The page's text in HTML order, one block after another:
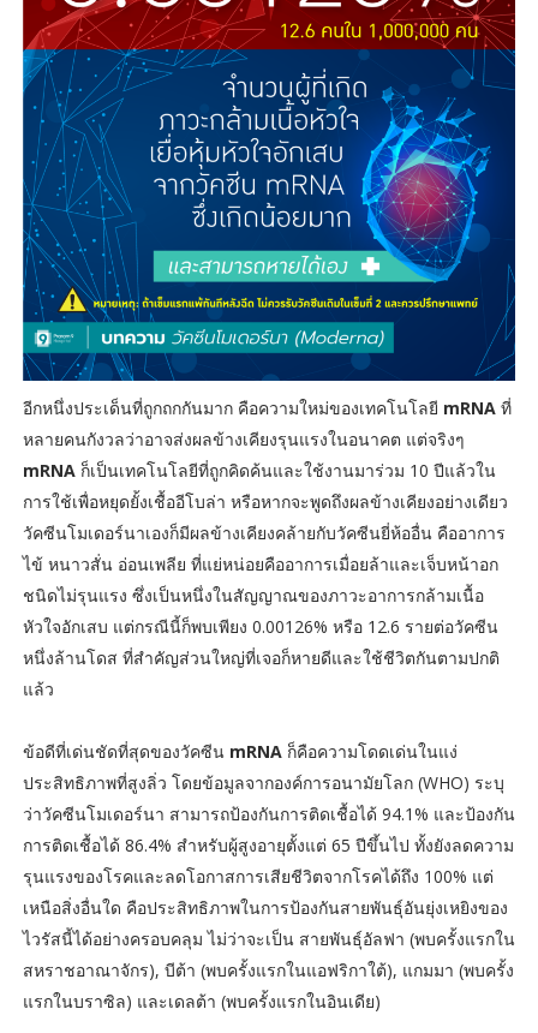
อีกหนึ่งประเด็นที่ถูกถกกันมาก คือความใหม่ของเทคโนโลยี mRNAที่
หลายคนกังวลว่าอาจส่งผลข้างเคียงรุนแรงในอนาคต แต่จริงๆ
mRNAก็เป็นเทคโนโลยีที่ถูกคิดค้นและใช้งานมาร่วม 10 ปีแล้วใน
การใช้เพื่อหยุดยั้งเชื้ออีโบล่า หรือหากจะพูดถึงผลข้างเคียงอย่างเดียว
วัคซีนโมเดอร์นาเองก็มีผลข้างเคียงคล้ายกับวัคซีนยี่ห้ออื่น คืออาการ
ไข้ หนาวสั่น อ่อนเพลีย ที่แย่หน่อยคืออาการเมื่อยล้าและเจ็บหน้าอก
ชนิดไม่รุนแรง ซึ่งเป็นหนึ่งในสัญญาณของภาวะอาการกล้ามเนื้อ
หัวใจอักเสบ แต่กรณีนี้ก็พบเพียง 0.00126% หรือ 12.6 รายต่อวัคซีน
หนึ่งล้านโดส ที่สำคัญส่วนใหญ่ที่เจอก็หายดีและใช้ชีวิตกันตามปกติ
แล้ว
ข้อดีที่เด่นชัดที่สุดของวัคซีน mRNAก็คือความโดดเด่นในแง่
ประสิทธิภาพที่สูงลิ่ว โดยข้อมูลจากองค์การอนามัยโลก (WHO) ระบุ
ว่าวัคซีนโมเดอร์นา สามารถป้องกันการติดเชื้อได้ 94.1% และป้องกัน
การติดเชื้อได้ 86.4% สำหรับผู้สูงอายุตั้งแต่ 65 ปีขึ้นไป ทั้งยังลดความ
รุนแรงของโรคและลดโอกาสการเสียชีวิตจากโรคได้ถึง 100% แต่
เหนือสิ่งอื่นใด คือประสิทธิภาพในการป้องกันสายพันธุ์อันยุ่งเหยิงของ
ไวรัสนี้ได้อย่างครอบคลุม ไม่ว่าจะเป็น สายพันธุ์อัลฟา (พบครั้งแรกใน
สหราชอาณาจักร), บีต้า (พบครั้งแรกในแอฟริกาใต้), แกมมา (พบครั้ง
แรกในบราซิล) และเดลต้า (พบครั้งแรกในอินเดีย)